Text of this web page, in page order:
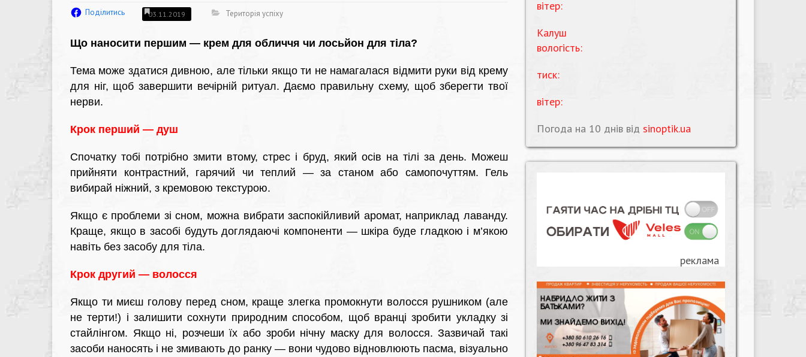
Поділитись 03.11.2019 Територія успіху
Що наносити першим — крем для обличчя чи лосьйон для тіла?
Тема може здатися дивною, але тільки якщо ти не намагалася відмити руки від крему
для ніг, щоб завершити вечірній ритуал. Даємо правильну схему, щоб зберегти твої
нерви.
Крок перший — душ
Спочатку тобі потрібно змити втому, стрес і бруд, який осів на тілі за день. Можеш
прийняти контрастний, гарячий чи теплий — за станом або самопочуттям. Гель
вибирай ніжний, з кремовою текстурою.
Якщо є проблеми зі сном, можна вибрати заспокійливий аромат, наприклад лаванду.
Краще, якщо в засобі будуть доглядаючі компоненти — шкіра буде гладкою і м’якою
навіть без засобу для тіла.
Крок другий — волосся
Якщо ти миєш голову перед сном, краще злегка промокнути волосся рушником (але
не терти!) і залишити сохнути природним способом, щоб вранці зробити укладку зі
стайлінгом. Якщо ні, розчеши їх або зроби нічну маску для волосся. Зазвичай такі
засоби наносять і не змивають до ранку — вони чудово відновлюють пасма, візуально
вітер:
Калуш
вологість:
тиск:
вітер:
Погода на 10 днів від sinoptik.ua